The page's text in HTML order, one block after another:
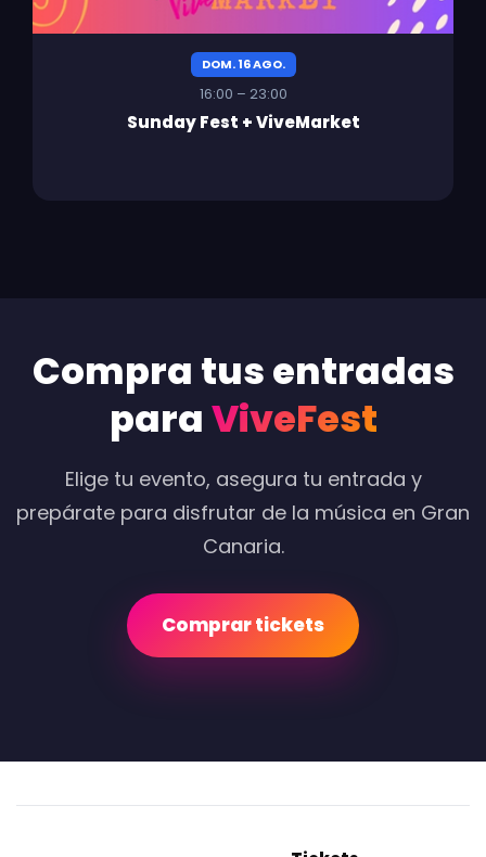
DOM. 16 AGO.
16:00 – 23:00
Sunday Fest + ViveMarket
Compra tus entradas
paraViveFest
Elige tu evento, asegura tu entrada y
prepárate para disfrutar de la música en Gran
Canaria.
Comprar tickets